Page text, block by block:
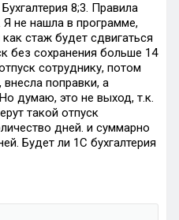
8;3. Правила
не нашла в программе,
стаж будет сдвигаться
без сохранения больше 14
сотруднику, потом
поправки, а
думаю, это не выход, т.к.
такой отпуск
дней. и суммарно
Будет ли 1С бухгалтерия